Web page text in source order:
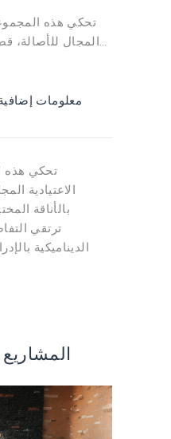
تحكي هذه
المجال للأصالة،
للمساحات إلى المستوى التالي.معلومات
تحكي هذه
الاعتيادية
بالأناقة
ترتقي
الديناميكية